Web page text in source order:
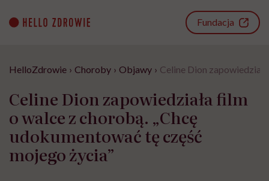
content
Fundacja
HelloZdrowie › Choroby › Objawy › Celine Dion
Celine Dion zapowiedziała film
o walce z chorobą. „Chcę
udokumentować tę część
mojego życia”